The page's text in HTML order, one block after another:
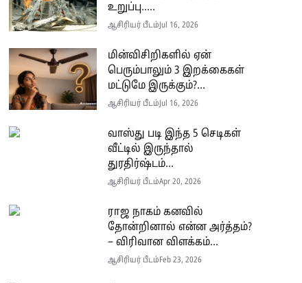
உறுப்பு.....
ஆசிரியர் பீடம் Jul 16, 2026
மின்விசிறிகளில் ஏன்
பெரும்பாலும் 3 இறக்கைகள்
மட்டுமே இருக்கும்?...
ஆசிரியர் பீடம் Jul 16, 2026
வாஸ்து படி இந்த 5 செடிகள்
வீட்டில் இருந்தால்
துரதிர்ஷ்டம்...
ஆசிரியர் பீடம்Apr 20, 2026
ராஜ நாகம் கனவில்
தோன்றினால் என்ன அர்த்தம்?
– விரிவான விளக்கம்...
ஆசிரியர் பீடம்Feb 23, 2026